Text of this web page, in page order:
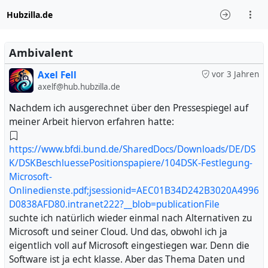
Hubzilla.de
Ambivalent
vor 3 Jahren
Axel Fell
axelf@hub.hubzilla.de
Nachdem ich ausgerechnet über den Pressespiegel auf
meiner Arbeit hiervon erfahren hatte:
https://www.bfdi.bund.de/SharedDocs/Downloads/DE/DS
K/DSKBeschluessePositionspapiere/104DSK-Festlegung-
Microsoft-
Onlinedienste.pdf;jsessionid=AEC01B34D242B3020A4996
D0838AFD80.intranet222?__blob=publicationFile
suchte ich natürlich wieder einmal nach Alternativen zu
Microsoft und seiner Cloud. Und das, obwohl ich ja
eigentlich voll auf Microsoft eingestiegen war. Denn die
Software ist ja echt klasse. Aber das Thema Daten und